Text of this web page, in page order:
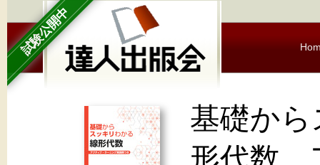
試験公開中
基礎か